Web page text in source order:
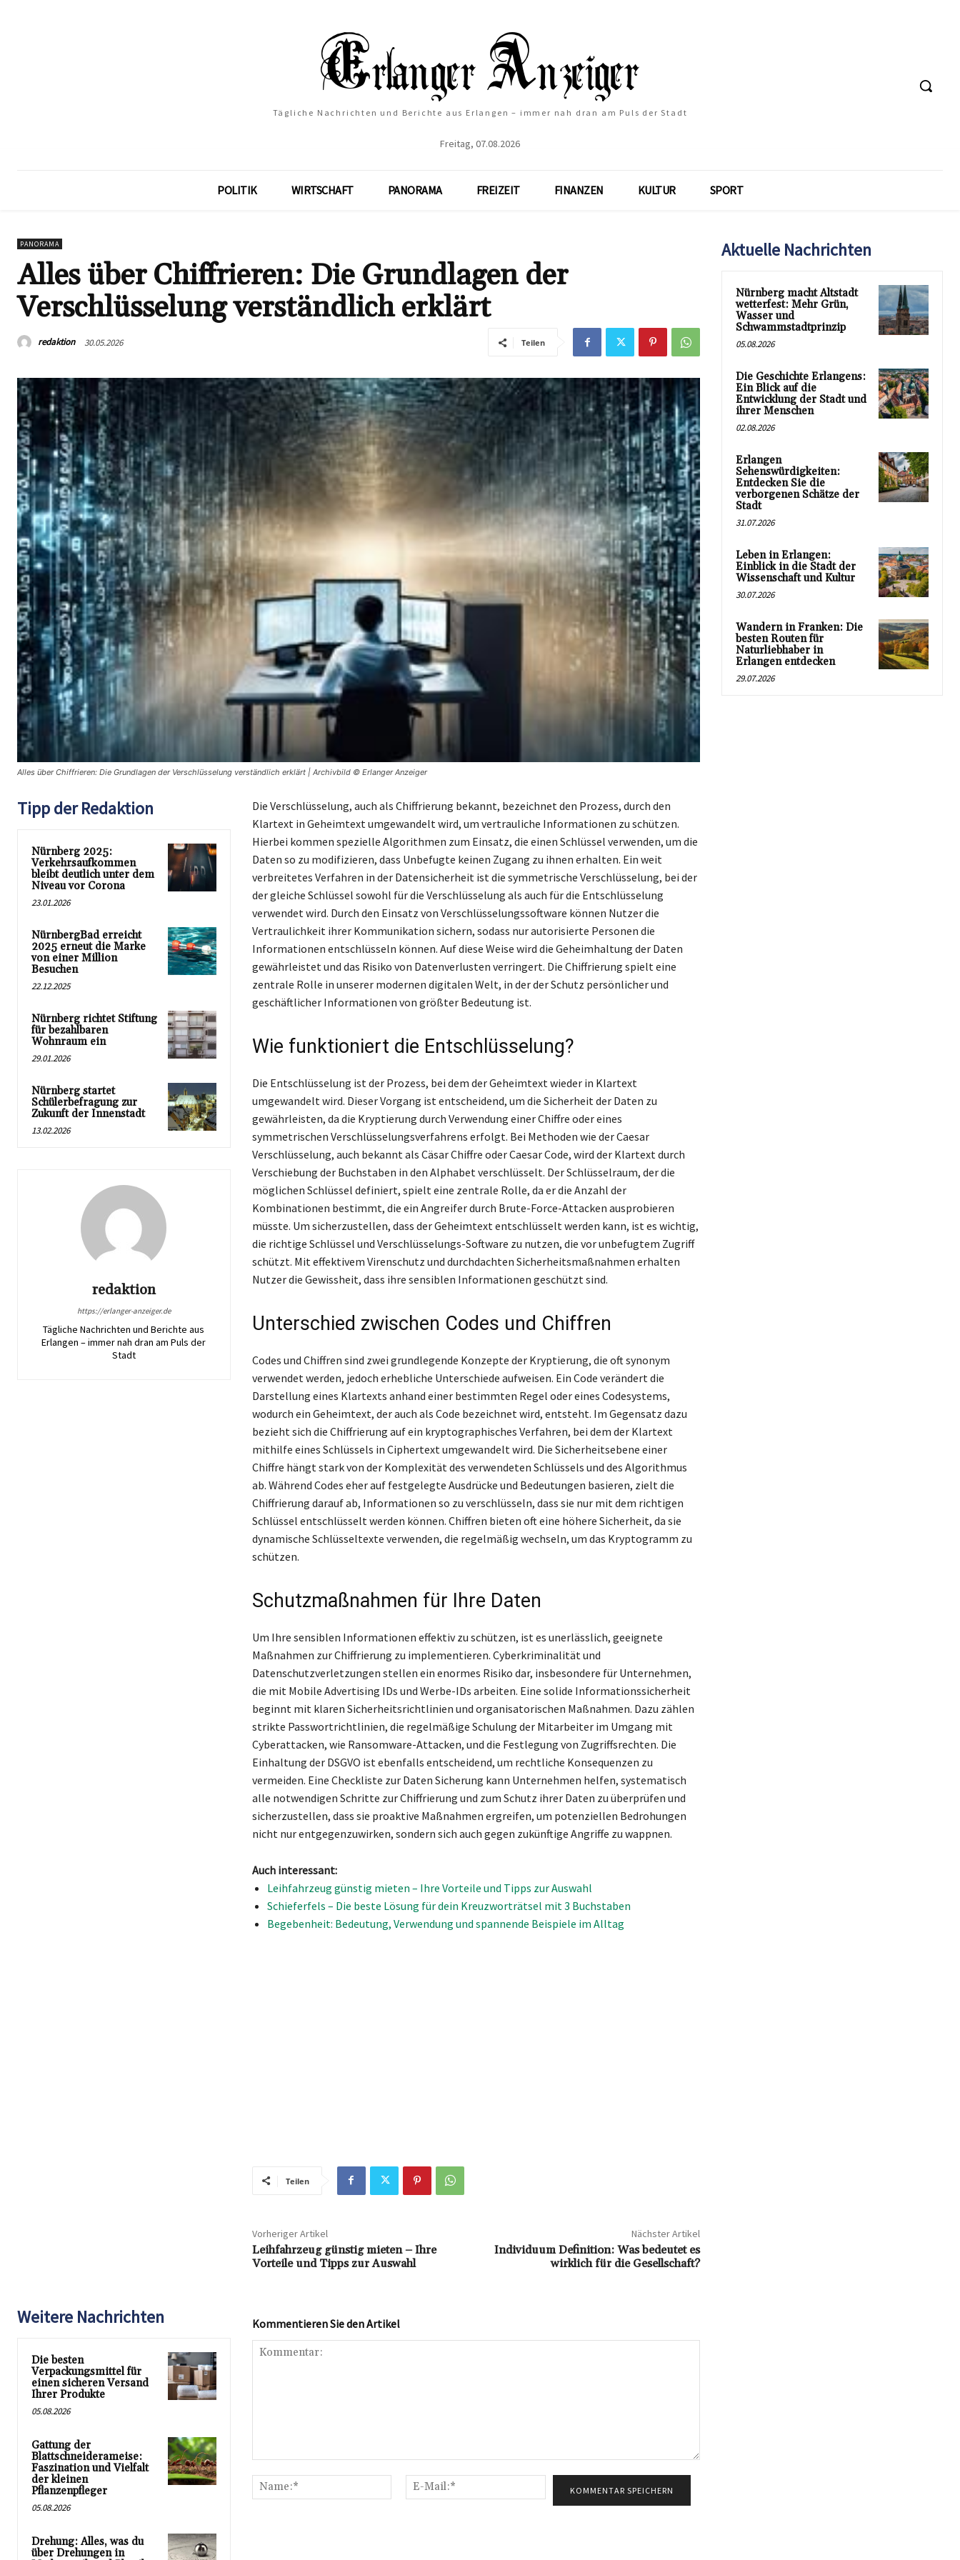
Tägliche Nachrichten und Berichte aus Erlangen – immer nah dran am Puls der Stadt
Freitag, 07.08.2026
POLITIK WIRTSCHAFT PANORAMA FREIZEIT FINANZEN KULTUR SPORT
PANORAMA
Alles über Chiffrieren: Die Grundlagen der
Verschlüsselung verständlich erklärt
redaktion 30.05.2026 Teilen
Alles über Chiffrieren: Die Grundlagen der Verschlüsselung verständlich erklärt | Archivbild © Erlanger Anzeiger
Tipp der Redaktion
Nürnberg 2025:
Verkehrsaufkommen
bleibt deutlich unter dem
Niveau vor Corona
23.01.2026
NürnbergBad erreicht
2025 erneut die Marke
von einer Million
Besuchen
22.12.2025
Nürnberg richtet Stiftung
für bezahlbaren
Wohnraum ein
29.01.2026
Nürnberg startet
Schülerbefragung zur
Zukunft der Innenstadt
13.02.2026
redaktion
https://erlanger-anzeiger.de
Tägliche Nachrichten und Berichte aus
Erlangen – immer nah dran am Puls der
Stadt
Die Verschlüsselung, auch als Chiffrierung bekannt, bezeichnet den Prozess, durch den
Klartext in Geheimtext umgewandelt wird, um vertrauliche Informationen zu schützen.
Hierbei kommen spezielle Algorithmen zum Einsatz, die einen Schlüssel verwenden, um die
Daten so zu modifizieren, dass Unbefugte keinen Zugang zu ihnen erhalten. Ein weit
verbreitetes Verfahren in der Datensicherheit ist die symmetrische Verschlüsselung, bei der
der gleiche Schlüssel sowohl für die Verschlüsselung als auch für die Entschlüsselung
verwendet wird. Durch den Einsatz von Verschlüsselungssoftware können Nutzer die
Vertraulichkeit ihrer Kommunikation sichern, sodass nur autorisierte Personen die
Informationen entschlüsseln können. Auf diese Weise wird die Geheimhaltung der Daten
gewährleistet und das Risiko von Datenverlusten verringert. Die Chiffrierung spielt eine
zentrale Rolle in unserer modernen digitalen Welt, in der der Schutz persönlicher und
geschäftlicher Informationen von größter Bedeutung ist.
Wie funktioniert die Entschlüsselung?
Die Entschlüsselung ist der Prozess, bei dem der Geheimtext wieder in Klartext
umgewandelt wird. Dieser Vorgang ist entscheidend, um die Sicherheit der Daten zu
gewährleisten, da die Kryptierung durch Verwendung einer Chiffre oder eines
symmetrischen Verschlüsselungsverfahrens erfolgt. Bei Methoden wie der Caesar
Verschlüsselung, auch bekannt als Cäsar Chiffre oder Caesar Code, wird der Klartext durch
Verschiebung der Buchstaben in den Alphabet verschlüsselt. Der Schlüsselraum, der die
möglichen Schlüssel definiert, spielt eine zentrale Rolle, da er die Anzahl der
Kombinationen bestimmt, die ein Angreifer durch Brute-Force-Attacken ausprobieren
müsste. Um sicherzustellen, dass der Geheimtext entschlüsselt werden kann, ist es wichtig,
die richtige Schlüssel und Verschlüsselungs-Software zu nutzen, die vor unbefugtem Zugriff
schützt. Mit effektivem Virenschutz und durchdachten Sicherheitsmaßnahmen erhalten
Nutzer die Gewissheit, dass ihre sensiblen Informationen geschützt sind.
Unterschied zwischen Codes und Chiffren
Codes und Chiffren sind zwei grundlegende Konzepte der Kryptierung, die oft synonym
verwendet werden, jedoch erhebliche Unterschiede aufweisen. Ein Code verändert die
Darstellung eines Klartexts anhand einer bestimmten Regel oder eines Codesystems,
wodurch ein Geheimtext, der auch als Code bezeichnet wird, entsteht. Im Gegensatz dazu
bezieht sich die Chiffrierung auf ein kryptographisches Verfahren, bei dem der Klartext
mithilfe eines Schlüssels in Ciphertext umgewandelt wird. Die Sicherheitsebene einer
Chiffre hängt stark von der Komplexität des verwendeten Schlüssels und des Algorithmus
ab. Während Codes eher auf festgelegte Ausdrücke und Bedeutungen basieren, zielt die
Chiffrierung darauf ab, Informationen so zu verschlüsseln, dass sie nur mit dem richtigen
Schlüssel entschlüsselt werden können. Chiffren bieten oft eine höhere Sicherheit, da sie
dynamische Schlüsseltexte verwenden, die regelmäßig wechseln, um das Kryptogramm zu
schützen.
Schutzmaßnahmen für Ihre Daten
Um Ihre sensiblen Informationen effektiv zu schützen, ist es unerlässlich, geeignete
Maßnahmen zur Chiffrierung zu implementieren. Cyberkriminalität und
Datenschutzverletzungen stellen ein enormes Risiko dar, insbesondere für Unternehmen,
die mit Mobile Advertising IDs und Werbe-IDs arbeiten. Eine solide Informationssicherheit
beginnt mit klaren Sicherheitsrichtlinien und organisatorischen Maßnahmen. Dazu zählen
strikte Passwortrichtlinien, die regelmäßige Schulung der Mitarbeiter im Umgang mit
Cyberattacken, wie Ransomware-Attacken, und die Festlegung von Zugriffsrechten. Die
Einhaltung der DSGVO ist ebenfalls entscheidend, um rechtliche Konsequenzen zu
vermeiden. Eine Checkliste zur Daten Sicherung kann Unternehmen helfen, systematisch
alle notwendigen Schritte zur Chiffrierung und zum Schutz ihrer Daten zu überprüfen und
sicherzustellen, dass sie proaktive Maßnahmen ergreifen, um potenziellen Bedrohungen
nicht nur entgegenzuwirken, sondern sich auch gegen zukünftige Angriffe zu wappnen.
Auch interessant:
Leihfahrzeug günstig mieten – Ihre Vorteile und Tipps zur Auswahl
Schieferfels – Die beste Lösung für dein Kreuzworträtsel mit 3 Buchstaben
Begebenheit: Bedeutung, Verwendung und spannende Beispiele im Alltag
Teilen
Vorheriger Artikel
Leihfahrzeug günstig mieten – Ihre
Vorteile und Tipps zur Auswahl
Nächster Artikel
Individuum Definition: Was bedeutet es
wirklich für die Gesellschaft?
Weitere Nachrichten
Die besten
Verpackungsmittel für
einen sicheren Versand
Ihrer Produkte
05.08.2026
Gattung der
Blattschneiderameise:
Faszination und Vielfalt
der kleinen
Pflanzenpfleger
05.08.2026
Drehung: Alles, was du
über Drehungen in
Kommentieren Sie den Artikel
Name:*
Mail:*
Aktuelle Nachrichten
Nürnberg macht Altstadt
wetterfest: Mehr Grün,
Wasser und
Schwammstadtprinzip
05.08.2026
Die Geschichte Erlangens:
Ein Blick auf die
Entwicklung der Stadt und
ihrer Menschen
02.08.2026
Erlangen
Sehenswürdigkeiten:
Entdecken Sie die
verborgenen Schätze der
Stadt
31.07.2026
Leben in Erlangen:
Einblick in die Stadt der
Wissenschaft und Kultur
30.07.2026
Wandern in Franken: Die
besten Routen für
Naturliebhaber in
Erlangen entdecken
29.07.2026